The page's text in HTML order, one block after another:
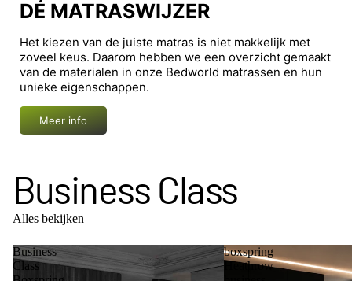
DÉ MATRASWIJZER
Het kiezen van de juiste matras is niet makkelijk met
zoveel keus. Daarom hebben we een overzicht gemaakt
van de materialen in onze Bedworld matrassen en hun
unieke eigenschappen.
Meer info
Business Class
Alles bekijken
Business
Class
boxspring
Heathrow